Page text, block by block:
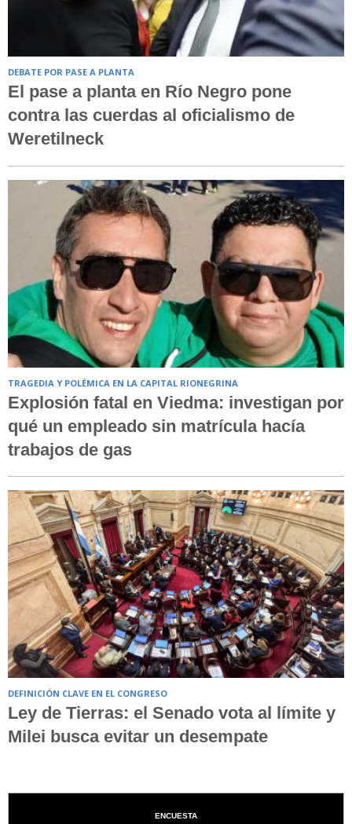
DEBATE POR PASE A PLANTA
El pase a planta en Río Negro pone
contra las cuerdas al oficialismo de
Weretilneck
TRAGEDIA Y POLÉMICA EN LA CAPITAL RIONEGRINA
Explosión fatal en Viedma: investigan por
qué un empleado sin matrícula hacía
trabajos de gas
DEFINICIÓN CLAVE EN EL CONGRESO
Ley de Tierras: el Senado vota al límite y
Milei busca evitar un desempate
ENCUESTA